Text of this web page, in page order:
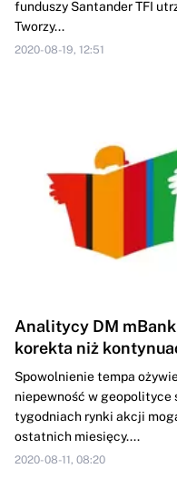
funduszy Santander TFI
Tworzy...
2020-08-19, 12:51
Analitycy DM
korekta niż
Spowolnienie tempa
niepewność w geopolityce
tygodniach rynki akcji
ostatnich miesięcy....
2020-08-11, 08:20